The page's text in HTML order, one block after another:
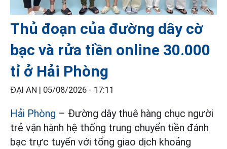
Thủ đoạn của đường dây cờ
bạc và rửa tiền online 30.000
tỉ ở Hải Phòng
ĐẠI AN | 05/08/2026 - 17:11
Hải Phòng – Đường dây thuê hàng chục người
trẻ vận hành hệ thống trung chuyển tiền đánh
bạc trực tuyến với tổng giao dịch khoảng